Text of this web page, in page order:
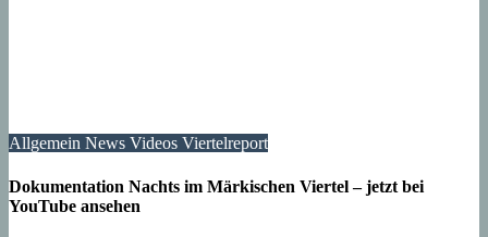
Allgemein News Videos Viertelreport
Dokumentation Nachts im Märkischen Viertel – jetzt bei
YouTube ansehen